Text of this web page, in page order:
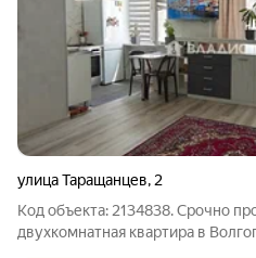
улица Таращанцев, 2
Код объекта: 2134838. Срочно
двухкомнатная квартира в